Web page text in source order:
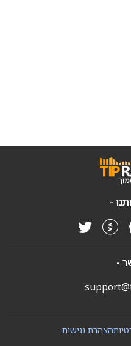
-
-
הצהרת נגישות